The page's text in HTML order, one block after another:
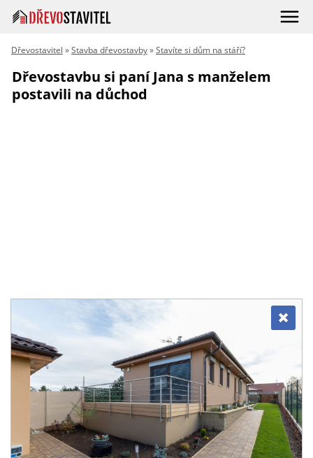
Dřevostavitel »Stavba dřevostavby»Stavíte si dům na stáří?
Dřevostavbu si paní Jana s manželem
postavili na důchod